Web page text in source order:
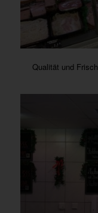
Qualität und